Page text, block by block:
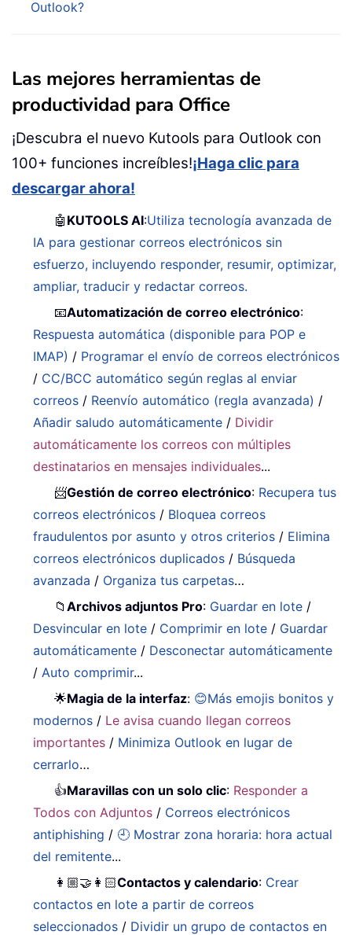
Outlook?
Las mejores herramientas de
productividad para Office
¡Descubra el nuevo Kutools para Outlook con
100+ funciones increíbles!¡Haga clic para
descargar ahora!
🤖 KUTOOLS AI:Utiliza tecnología avanzada de
IA para gestionar correos electrónicos sin
esfuerzo, incluyendo responder, resumir, optimizar,
ampliar, traducir y redactar correos.
📧Automatización de correo electrónico:
Respuesta automática (disponible para POP e
IMAP) / Programar el envío de correos electrónicos
/ CC/BCC automático según reglas al enviar
correos / Reenvío automático (regla avanzada) /
Añadir saludo automáticamente / Dividir
automáticamente los correos con múltiples
destinatarios en mensajes individuales...
📨Gestión de correo electrónico: Recupera tus
correos electrónicos / Bloquea correos
fraudulentos por asunto y otros criterios / Elimina
correos electrónicos duplicados / Búsqueda
avanzada / Organiza tus carpetas…
📁Archivos adjuntos Pro: Guardar en lote /
Desvincular en lote / Comprimir en lote / Guardar
automáticamente / Desconectar automáticamente
/Auto comprimir...
🌟Magia de la interfaz: 😊Más emojis bonitos y
modernos / Le avisa cuando llegan correos
importantes / Minimiza Outlook en lugar de
cerrarlo…
👍Maravillas con un solo clic: Responder a
Todos con Adjuntos / Correos electrónicos
antiphishing / 🕘 Mostrar zona horaria: hora actual
del remitente...
👩🏼‍🤝‍👩🏻Contactos y calendario: Crear
contactos en lote a partir de correos
seleccionados / Dividir un grupo de contactos en